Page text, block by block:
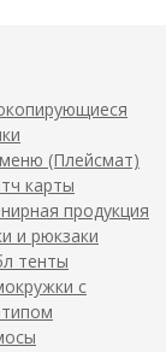
(Плейсмат)
карты
продукция
и рюкзаки
тенты
с